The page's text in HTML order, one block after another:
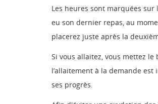
Les heures sont marquées
eu son dernier repas, au
placerez juste après la
Si vous allaitez, vous mettez
l’allaitement à la demande
ses progrès.